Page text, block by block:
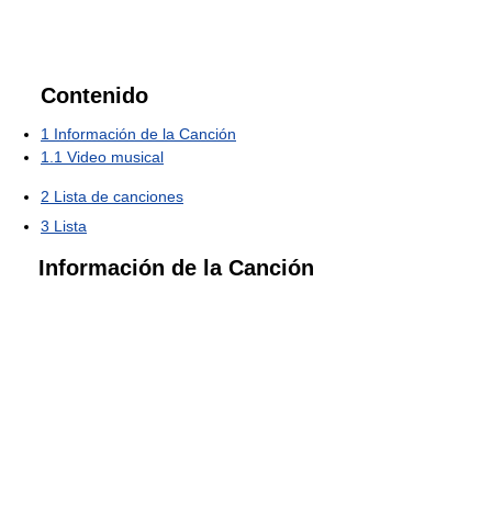
Contenido
1 Información de la Canción
1.1 Video musical
2 Lista de canciones
3 Lista
Información de la Canción